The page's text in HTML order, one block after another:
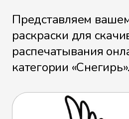
Представляем
раскраски для
распечатывания
категории «Снегирь».